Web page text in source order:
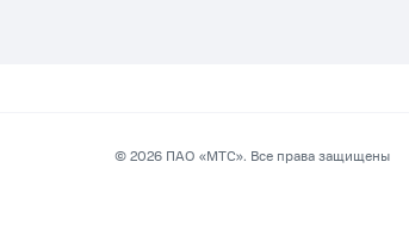
©2026 ПАО «МТС». Все права защищены